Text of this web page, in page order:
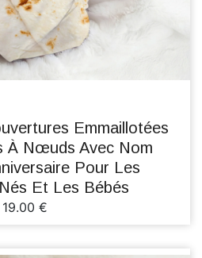
Emmaillotées
À Nœuds Avec Nom
Pour Les
Et Les Bébés
19.00 €